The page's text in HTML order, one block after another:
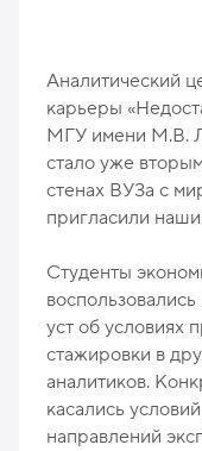
Аналитический
карьеры
МГУ имени М.В.
стало уже
стенах ВУЗа с
пригласили
Студенты
уст об условиях
стажировки в
аналитиков.
касались
направлений